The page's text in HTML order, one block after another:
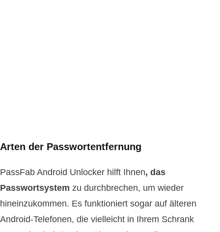
Arten der Passwortentfernung
PassFab Android Unlocker hilft Ihnen, das
Passwortsystem zu durchbrechen, um wieder
hineinzukommen. Es funktioniert sogar auf älteren
Android-Telefonen, die vielleicht in Ihrem Schrank